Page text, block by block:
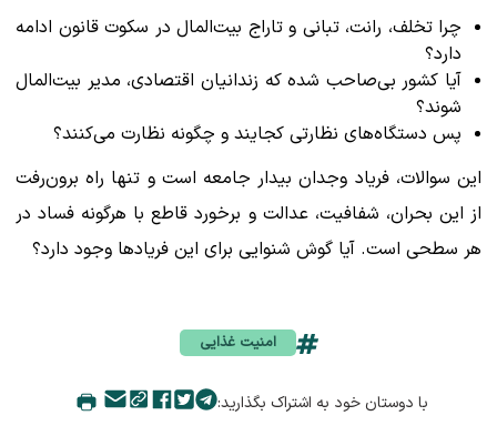
چرا تخلف، رانت، تبانی و تاراج بیت‌المال در سکوت قانون ادامه
دارد؟
آیا کشور بی‌صاحب شده که زندانیان اقتصادی، مدیر بیت‌المال
شوند؟
پس دستگاه‌های نظارتی کجایند و چگونه نظارت می‌کنند؟
این سوالات، فریاد وجدان بیدار جامعه است و تنها راه برون‌رفت
از این بحران، شفافیت، عدالت و برخورد قاطع با هرگونه فساد در
هر سطحی است. آیا گوش شنوایی برای این فریادها وجود دارد؟
امنیت غذایی
با دوستان خود به اشتراک بگذارید: